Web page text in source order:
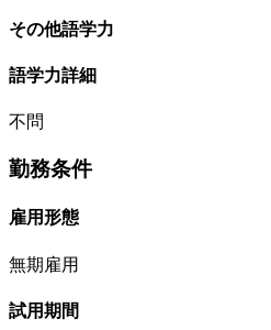
その他語学力
語学力詳細
不問
勤務条件
雇用形態
無期雇用
試用期間